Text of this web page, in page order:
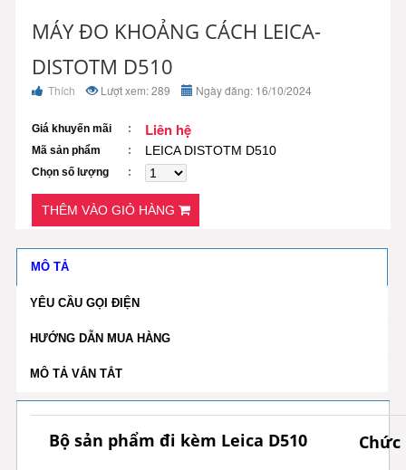
MÁY ĐO KHOẢNG CÁCH LEICA-
DISTOTM D510
Thích Lượt xem: 289 Ngày đăng: 16/10/2024
Giá khuyến mãi Liên hệ
Mã sản phẩm LEICA DISTOTM D510
Chọn số lượng
THÊM VÀO GIỎ HÀNG
MÔ TẢ
YÊU CẦU GỌI ĐIỆN
HƯỚNG DẪN MUA HÀNG
MÔ TẢ VẮN TẮT
Bộ sản phẩm đi kèm Leica D510